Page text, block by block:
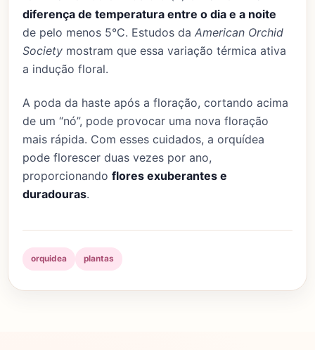
diferença de temperatura entre o dia e a noite
de pelo menos 5°C. Estudos da American Orchid
Society mostram que essa variação térmica ativa
a indução floral.
A poda da haste após a floração, cortando acima
de um “nó”, pode provocar uma nova floração
mais rápida. Com esses cuidados, a orquídea
pode florescer duas vezes por ano,
proporcionando flores exuberantes e
duradouras.
orquidea plantas